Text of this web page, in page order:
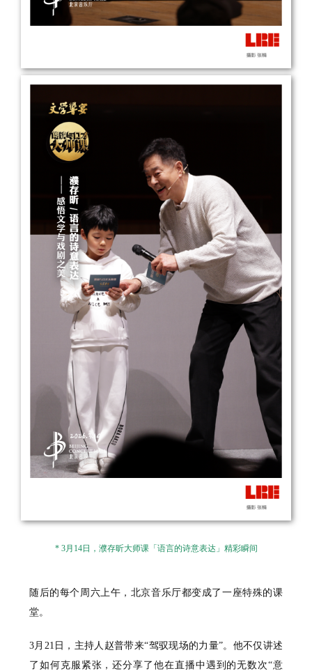
* 3月14日，濮存昕大师课「语言的诗意表达」精彩瞬间
随后的每个周六上午，北京音乐厅都变成了一座特殊的课
堂。
3月21日，主持人赵普带来“驾驭现场的力量”。他不仅讲述
了如何克服紧张，还分享了他在直播中遇到的无数次“意